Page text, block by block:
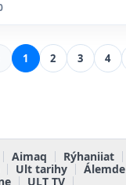
1 2 3 4
Aimaq Rýhaniiat
Ult tarihy Álemde
ULT TV